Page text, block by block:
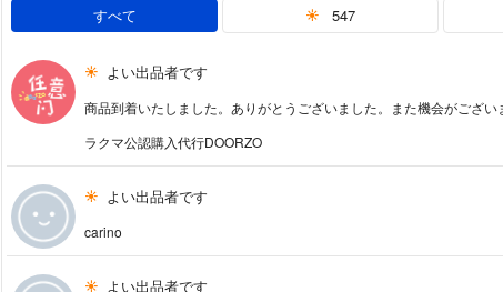
すべて 547
よい出品者です
商品到着いたしました。ありがとうございました。また機会がござ
ラクマ公認購入代行DOORZO
よい出品者です
carino
よい出品者です